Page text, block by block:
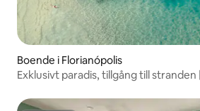
Boende i Florianópolis
Exklusivt paradis, tillgång till stranden